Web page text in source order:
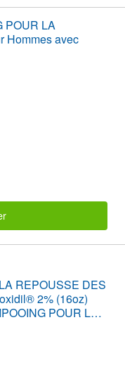
POUR LA
Hommes avec
REPOUSSE DES
2% (16oz)
POUR LA
avec